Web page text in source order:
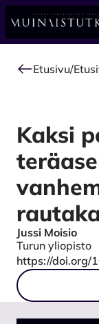
Alkuun
Etusivu/
Kaksi
Authors
Jussi Moisio
Turun yliopisto
DOI
https://doi.org/
Tiedostot